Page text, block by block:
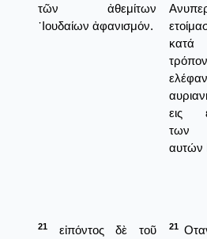
τῶν ἀθεμίτων
᾿Ιουδαίων ἀφανισμόν.
κατά
εις
των
αυτών
21
εἰπόντος δὲ τοῦ
21